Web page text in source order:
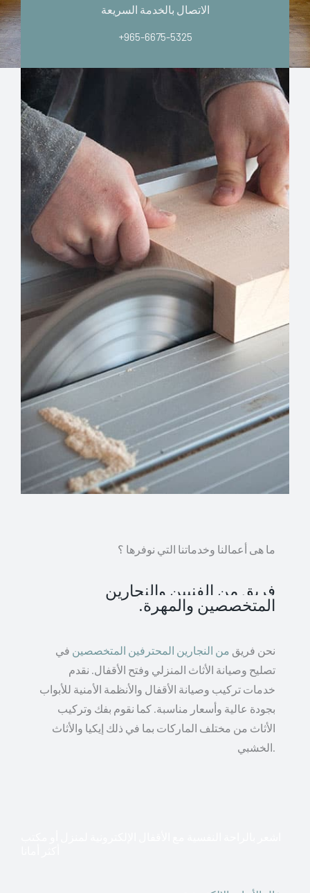
الاتصال بالخدمة السريعة
+965-6675-5325
ما هى أعمالنا وخدماتنا التي نوفرها ؟
فريق من الفنيين والنجارين
المتخصصين والمهرة.
نحن فريق من النجارين المحترفين المتخصصين في
تصليح وصيانة الأثاث المنزلي وفتح الأقفال. نقدم
خدمات تركيب وصيانة الأقفال والأنظمة الأمنية للأبواب
بجودة عالية وأسعار مناسبة. كما نقوم بفك وتركيب
الأثاث من مختلف الماركات بما في ذلك إيكيا والأثاث
الخشبي.